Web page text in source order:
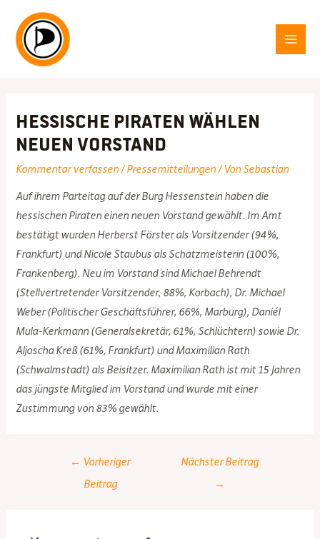
Inhalt
springen
Hessische Piraten wählen
neuen Vorstand
Kommentar verfassen/Pressemitteilungen/ Von Sebastian
Auf ihrem Parteitag auf der Burg Hessenstein haben die
hessischen Piraten einen neuen Vorstand gewählt. Im Amt
bestätigt wurden Herberst Förster als Vorsitzender (94%,
Frankfurt) und Nicole Staubus als Schatzmeisterin (100%,
Frankenberg). Neu im Vorstand sind Michael Behrendt
(Stellvertretender Vorsitzender, 88%, Korbach), Dr. Michael
Weber (Politischer Geschäftsführer, 66%, Marburg), Daniél
Mula-Kerkmann (Generalsekretär, 61%, Schlüchtern) sowie Dr.
Aljoscha Kreß (61%, Frankfurt) und Maximilian Rath
(Schwalmstadt) als Beisitzer. Maximilian Rath ist mit 15 Jahren
das jüngste Mitglied im Vorstand und wurde mit einer
Zustimmung von 83% gewählt.
navigation
← Vorheriger
Beitrag
Nächster Beitrag
→